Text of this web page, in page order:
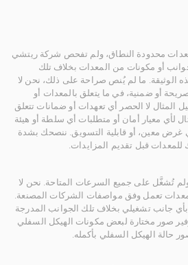
محدودة النطاق، ولم تفحص شركة ريتشي
جوانب أو مكونات من المعدات بخلاف تلك
الوثيقة. ما لم يُنص صراحة على ذلك، نحن لا
أو ضمنية، في ما يتعلق بالمعدات أو
المثال لا الحصر أي تعهدات أو ضمانات تتعلق
لأي معيار أمان أو متطلبات أي سلطة أو هيئة
غرض معين، أو قابلية التسويق. ننصحك بشدة
قبل تقديم المزايدات.
تُشغَّل على جميع السرعات المتاحة. نحن لا
تعمل وفق مواصفات الشركات المصنعة.
جانب تشغيلي بخلاف تلك الجوانب المدرجة
صور مختارة لبعض مكونات الهيكل السفلي
حالة الهيكل السفلي بأكمله.